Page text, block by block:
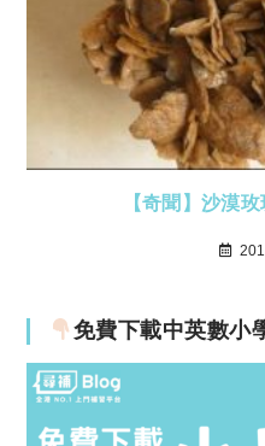
【奇聞】沙漠
免費下載中英數小